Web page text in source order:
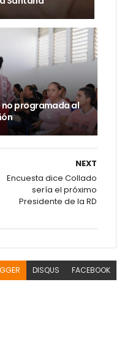
no programada al
NEXT
Encuesta dice Collado
sería el próximo
Presidente de la RD
DISQUS FACEBOOK